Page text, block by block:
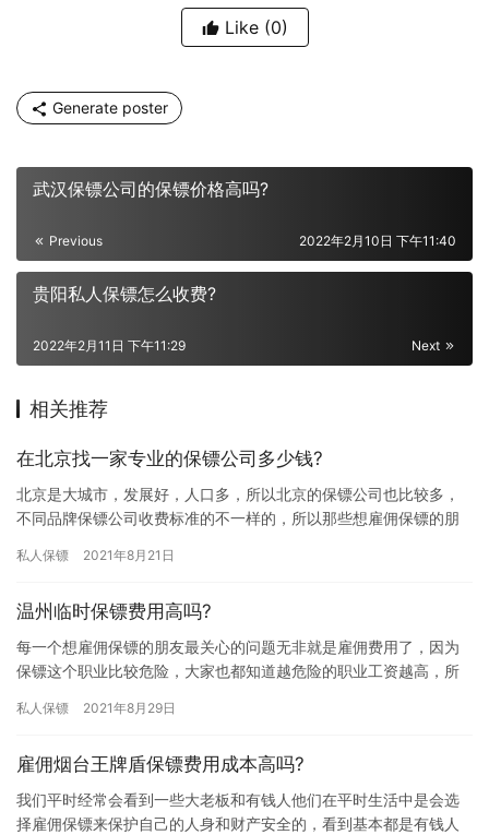
Like (0)
Generate poster
武汉保镖公司的保镖价格高吗?
Previous 2022年2月10日 下午11:40
贵阳私人保镖怎么收费?
Next
2022年2月11日 下午11:29
相关推荐
在北京找一家专业的保镖公司多少钱?
北京是大城市，发展好，人口多，所以北京的保镖公司也比较多，
不同品牌保镖公司收费标准的不一样的，所以那些想雇佣保镖的朋
镖公司…
私人保镖 2021年8月21日
温州临时保镖费用高吗?
每一个想雇佣保镖的朋友最关心的问题无非就是雇佣费用了，因为
保镖这个职业比较危险，大家也都知道越危险的职业工资越高，所
临时保…
私人保镖 2021年8月29日
雇佣烟台王牌盾保镖费用成本高吗?
我们平时经常会看到一些大老板和有钱人他们在平时生活中是会选
择雇佣保镖来保护自己的人身和财产安全的，看到基本都是有钱人